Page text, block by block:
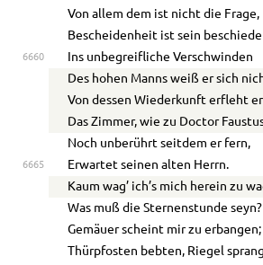
Von allem dem ist nicht die Frage,
Bescheidenheit ist sein
6660
Ins unbegreifliche Verschwinden
Des hohen Manns weiß er sich
Von dessen Wiederkunft erfleht
Das Zimmer, wie zu Doctor
Noch unberührt seitdem er fern,
6665
Erwartet seinen alten Herrn.
Kaum wag’ ich’s mich herein zu
Was muß die Sternenstunde seyn?
Gemäuer scheint mir zu erbangen;
Thürpfosten bebten, Riegel